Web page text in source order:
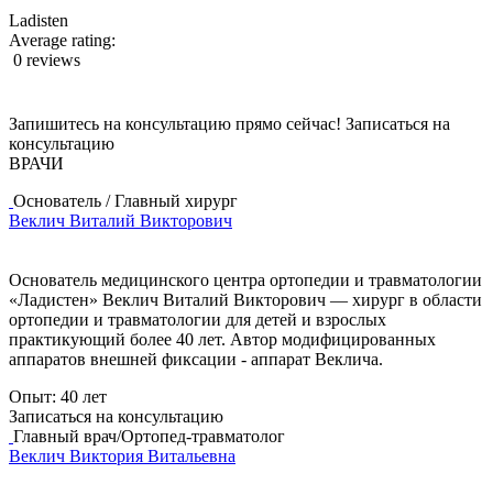
Ladisten
Average rating:
0 reviews
Запишитесь на консультацию прямо сейчас! Записаться на
консультацию
ВРАЧИ
Основатель / Главный хирург
Веклич Виталий Викторович
Основатель медицинского центра ортопедии и травматологии
«Ладистен» Веклич Виталий Викторович — хирург в области
ортопедии и травматологии для детей и взрослых
практикующий более 40 лет. Автор модифицированных
аппаратов внешней фиксации - аппарат Веклича.
Опыт: 40 лет
Записаться на консультацию
Главный врач/Ортопед-травматолог
Веклич Виктория Витальевна